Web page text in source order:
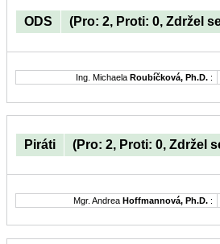
ODS (Pro: 2, Proti: 0, Zdržel
Ing. Michaela Roubíčková, Ph.D. :
Piráti (Pro: 2, Proti: 0, Zdržel
Mgr. Andrea Hoffmannová, Ph.D. :